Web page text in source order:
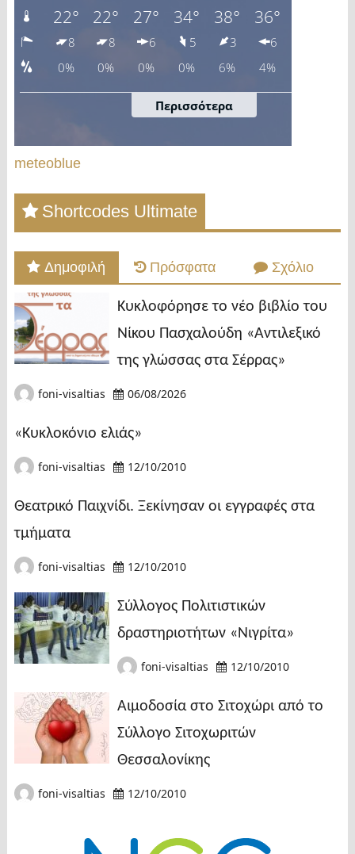
meteoblue
Shortcodes Ultimate
Δημοφιλή Πρόσφατα Σχόλιο
Κυκλοφόρησε το νέο βιβλίο του
Νίκου Πασχαλούδη «Αντιλεξικό
της γλώσσας στα Σέρρας»
foni-visaltias 06/08/2026
«Κυκλοκόνιο ελιάς»
foni-visaltias 12/10/2010
Θεατρικό Παιχνίδι. Ξεκίνησαν οι εγγραφές στα
τμήματα
foni-visaltias 12/10/2010
Σύλλογος Πολιτιστικών
δραστηριοτήτων «Νιγρίτα»
foni-visaltias 12/10/2010
Αιμοδοσία στο Σιτοχώρι από το
Σύλλογο Σιτοχωριτών
Θεσσαλονίκης
foni-visaltias 12/10/2010